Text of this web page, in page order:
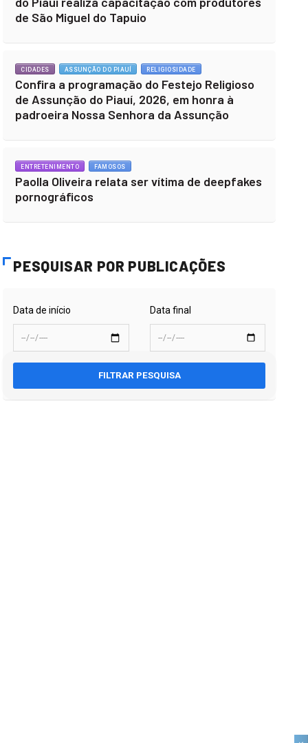
de São Miguel do Tapuio
CIDADES ASSUNÇÃO DO PIAUÍ RELIGIOSIDADE
Confira a programação do Festejo Religioso
de Assunção do Piauí, 2026, em honra à
padroeira Nossa Senhora da Assunção
ENTRETENIMENTO FAMOSOS
Paolla Oliveira relata ser vítima de deepfakes
pornográficos
PESQUISAR POR PUBLICAÇÕES
Data de início Data final
FILTRAR PESQUISA